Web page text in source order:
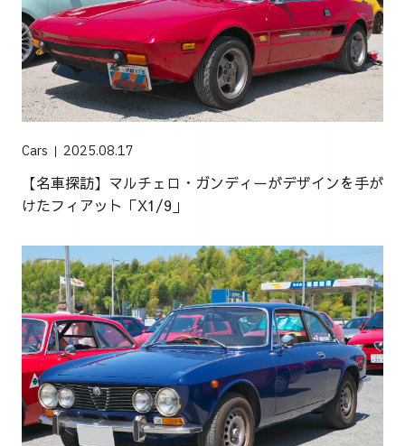
Cars 2025.08.17
【名車探訪】マルチェロ・ガンディーがデザインを手が
けたフィアット「X1/9」